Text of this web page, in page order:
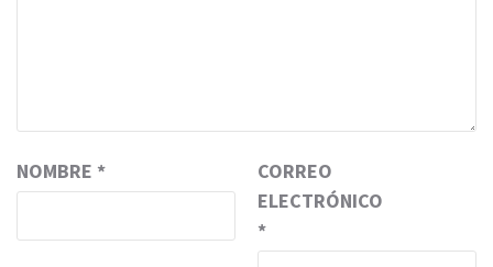
NOMBRE *
CORREO
ELECTRÓNICO
*